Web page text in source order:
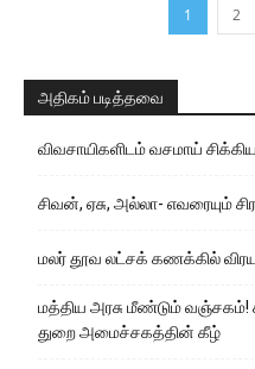
1 2
அதிகம் படித்தவை
விவசாயிகளிடம் வசமாய்
சிவன், ஏசு, அல்லா- எவரையும்
மலர் தூவ லட்சக் கணக்கில்
மத்திய அரசு மீண்டும்
துறை அமைச்சகத்தின் கீழ்